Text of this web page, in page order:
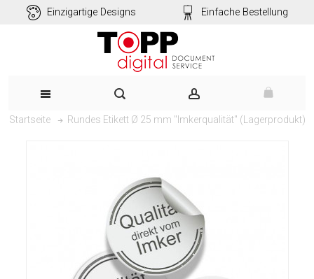
Einzigartige Designs Einfache Bestellung
Startseite Rundes Etikett Ø 25 mm "Imkerqualität" (Lagerprodukt)